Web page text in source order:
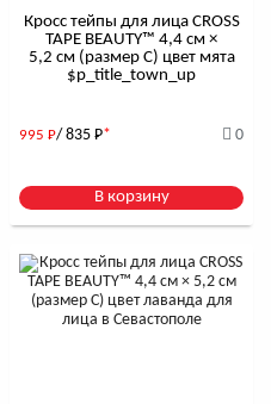
Кросс тейпы для лица CROSS
TAPE BEAUTY™ 4,4 см ×
5,2 см (размер C) цвет мята
$р_title_town_up
995 Р/ 835 Р* 0
В корзину